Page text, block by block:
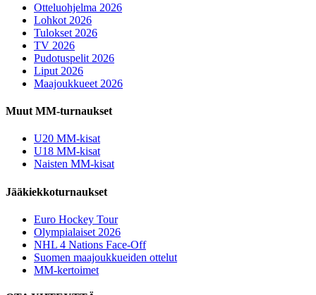
Otteluohjelma 2026
Lohkot 2026
Tulokset 2026
TV 2026
Pudotuspelit 2026
Liput 2026
Maajoukkueet 2026
Muut MM-turnaukset
U20 MM-kisat
U18 MM-kisat
Naisten MM-kisat
Jääkiekkoturnaukset
Euro Hockey Tour
Olympialaiset 2026
NHL 4 Nations Face-Off
Suomen maajoukkueiden ottelut
MM-kertoimet